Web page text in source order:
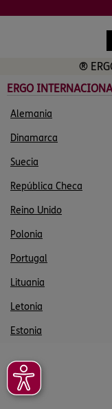
®
ERGO
Alemania
Dinamarca
Suecia
República Checa
Reino Unido
Polonia
Portugal
Lituania
Letonia
Estonia